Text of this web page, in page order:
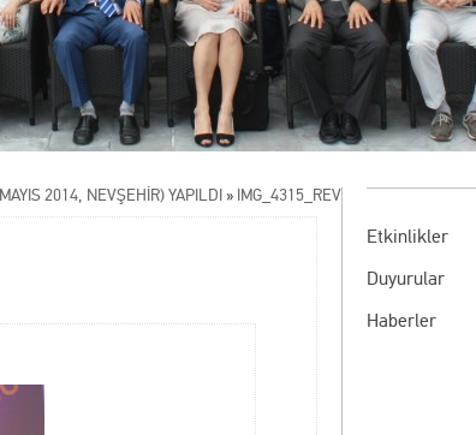
Etkinlikler
Duyurular
Haberler
2014, NEVŞEHİR) YAPILDI » IMG_4315_REV